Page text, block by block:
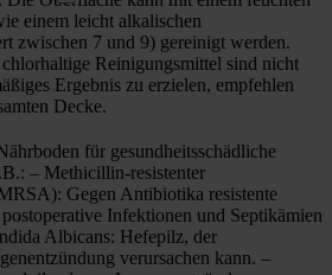
einem leicht alkalischen
zwischen 7 und 9) gereinigt werden.
Reinigungsmittel sind nicht
Ergebnis zu erzielen, empfehlen
Decke.
für gesundheitsschädliche
– Methicillin-resistenter
Gegen Antibiotika resistente
Infektionen und Septikämien
Albicans: Hefepilz, der
verursachen kann. –